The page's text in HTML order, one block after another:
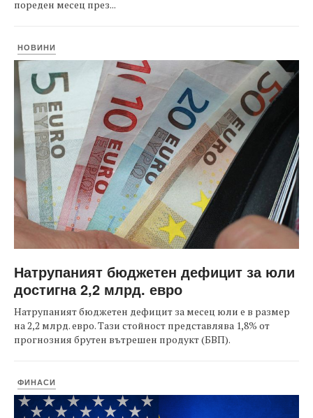
пореден месец през...
НОВИНИ
Натрупаният бюджетен дефицит за юли
достигна 2,2 млрд. евро
Натрупаният бюджетен дефицит за месец юли е в размер
на 2,2 млрд. евро. Тази стойност представлява 1,8% от
прогнозния брутен вътрешен продукт (БВП).
ФИНАСИ